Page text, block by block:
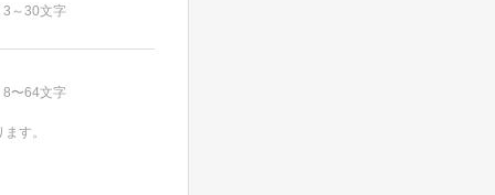
～30文字
〜64文字
す。